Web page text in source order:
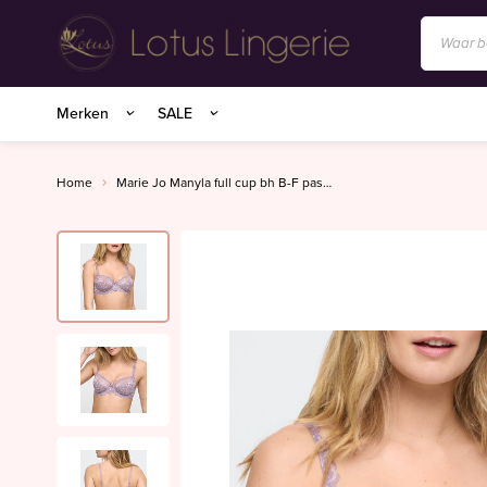
Merken SALE
Anita/Rosa Faia
BIRDLAND sokken
Charlie Choe
Marie Jo
Marie Jo Swim
Superfine organics
Mey Nachtmode
Oroblu
Home Marie Jo Manyla full cup bh B-F pastel orchid